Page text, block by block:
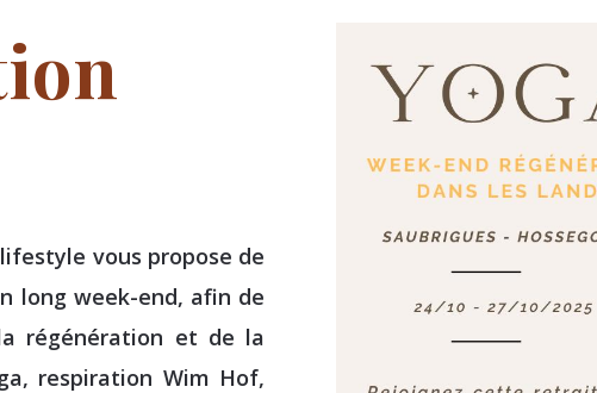
vous propose de
long week-end, afin de
régénération et de la
respiration Wim Hof,